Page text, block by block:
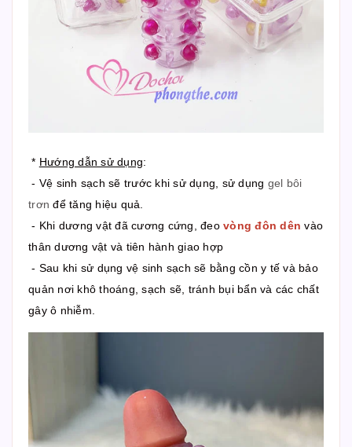
* Hướng dẫn sử dụng:
- Vệ sinh sạch sẽ trước khi sử dụng, sử dụng gel bôi
trơn để tăng hiệu quả.
- Khi dương vật đã cương cứng, đeo vòng đôn dên vào
thân dương vật và tiên hành giao hợp
- Sau khi sử dụng vệ sinh sạch sẽ bằng cồn y tế và bảo
quản nơi khô thoáng, sạch sẽ, tránh bụi bẩn và các chất
gây ô nhiễm.